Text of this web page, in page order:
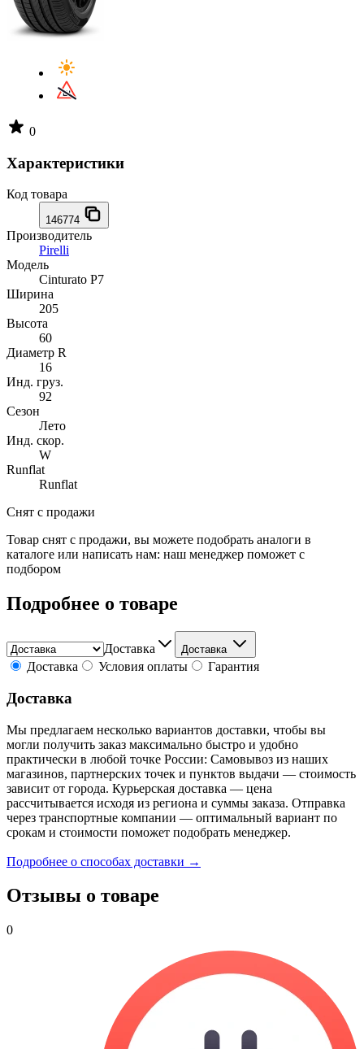
0
Характеристики
Код товара
146774
Производитель
Pirelli
Модель
Cinturato P7
Ширина
205
Высота
60
Диаметр R
16
Инд. груз.
92
Сезон
Лето
Инд. скор.
W
Runflat
Runflat
Снят с продажи
Товар снят с продажи, вы можете подобрать аналоги в
каталоге или написать нам: наш менеджер поможет с
подбором
Подробнее о товаре
Доставка Доставка
Доставка Условия оплаты Гарантия
Доставка
Мы предлагаем несколько вариантов доставки, чтобы вы
могли получить заказ максимально быстро и удобно
практически в любой точке России: Самовывоз из наших
магазинов, партнерских точек и пунктов выдачи — стоимость
зависит от города. Курьерская доставка — цена
рассчитывается исходя из региона и суммы заказа. Отправка
через транспортные компании — оптимальный вариант по
срокам и стоимости поможет подобрать менеджер.
Подробнее о способах доставки →
Отзывы о товаре
0